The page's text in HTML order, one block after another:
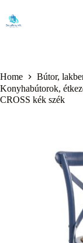
content
Home
Bútor,
Konyhabútorok,
CROSS kék szék